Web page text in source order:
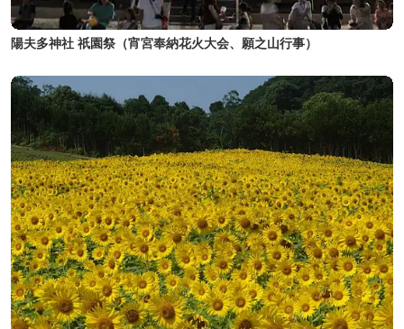
陽夫多神社 祇園祭（宵宮奉納花火大会、願之山行事）